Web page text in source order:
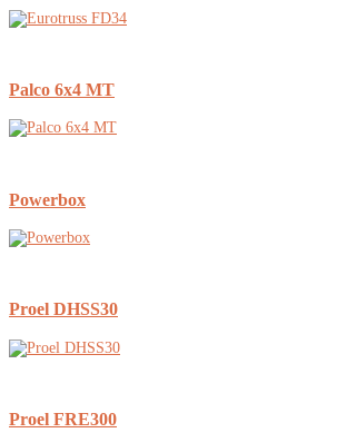
Palco 6x4 MT
Powerbox
Proel DHSS30
Proel FRE300